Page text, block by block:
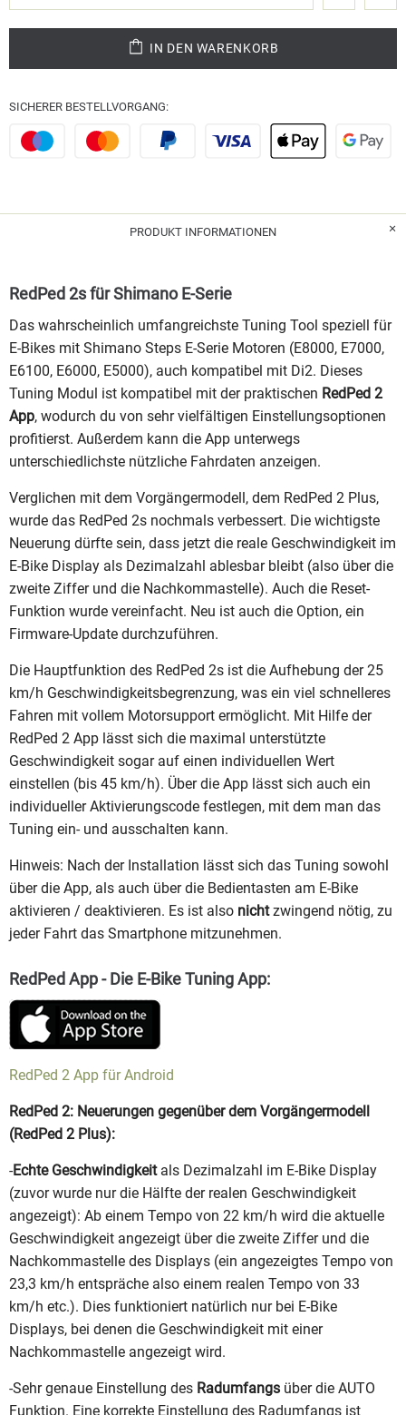
IN DEN WARENKORB
SICHERER BESTELLVORGANG:
PRODUKT INFORMATIONEN
RedPed 2s für Shimano E-Serie
Das wahrscheinlich umfangreichste Tuning Tool speziell für
E-Bikes mit Shimano Steps E-Serie Motoren (E8000, E7000,
E6100, E6000, E5000), auch kompatibel mit Di2. Dieses
Tuning Modul ist kompatibel mit der praktischen RedPed 2
App, wodurch du von sehr vielfältigen Einstellungsoptionen
profitierst. Außerdem kann die App unterwegs
unterschiedlichste nützliche Fahrdaten anzeigen.
Verglichen mit dem Vorgängermodell, dem RedPed 2 Plus,
wurde das RedPed 2s nochmals verbessert. Die wichtigste
Neuerung dürfte sein, dass jetzt die reale Geschwindigkeit im
E-Bike Display als Dezimalzahl ablesbar bleibt (also über die
zweite Ziffer und die Nachkommastelle). Auch die Reset-
Funktion wurde vereinfacht. Neu ist auch die Option, ein
Firmware-Update durchzuführen.
Die Hauptfunktion des RedPed 2s ist die Aufhebung der 25
km/h Geschwindigkeitsbegrenzung, was ein viel schnelleres
Fahren mit vollem Motorsupport ermöglicht. Mit Hilfe der
RedPed 2 App lässt sich die maximal unterstützte
Geschwindigkeit sogar auf einen individuellen Wert
einstellen (bis 45 km/h). Über die App lässt sich auch ein
individueller Aktivierungscode festlegen, mit dem man das
Tuning ein- und ausschalten kann.
Hinweis: Nach der Installation lässt sich das Tuning sowohl
über die App, als auch über die Bedientasten am E-Bike
aktivieren / deaktivieren. Es ist also nichtzwingend nötig, zu
jeder Fahrt das Smartphone mitzunehmen.
RedPed App - Die E-Bike Tuning App:
RedPed 2 App für Android
RedPed 2: Neuerungen gegenüber dem Vorgängermodell
(RedPed 2 Plus):
-Echte Geschwindigkeitals Dezimalzahl im E-Bike Display
(zuvor wurde nur die Hälfte der realen Geschwindigkeit
angezeigt): Ab einem Tempo von 22 km/h wird die aktuelle
Geschwindigkeit angezeigt über die zweite Ziffer und die
Nachkommastelle des Displays (ein angezeigtes Tempo von
23,3 km/h entspräche also einem realen Tempo von 33
km/h etc.). Dies funktioniert natürlich nur bei E-Bike
Displays, bei denen die Geschwindigkeit mit einer
Nachkommastelle angezeigt wird.
-Sehr genaue Einstellung des Radumfangs über die AUTO
Funktion. Eine korrekte Einstellung des Radumfangs ist